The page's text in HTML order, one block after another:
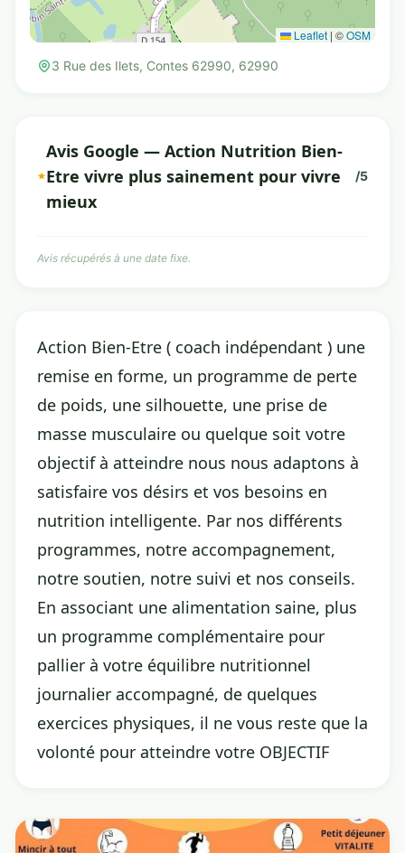
Leaflet | ©OSM
3 Rue des Ilets, Contes 62990, 62990
Avis Google — Action Nutrition Bien-
Etre vivre plus sainement pour vivre
mieux
/5
Avis récupérés à une date fixe.
Action Bien-Etre ( coach indépendant ) une
remise en forme, un programme de perte
de poids, une silhouette, une prise de
masse musculaire ou quelque soit votre
objectif à atteindre nous nous adaptons à
satisfaire vos désirs et vos besoins en
nutrition intelligente. Par nos différents
programmes, notre accompagnement,
notre soutien, notre suivi et nos conseils.
En associant une alimentation saine, plus
un programme complémentaire pour
pallier à votre équilibre nutritionnel
journalier accompagné, de quelques
exercices physiques, il ne vous reste que la
volonté pour atteindre votre OBJECTIF